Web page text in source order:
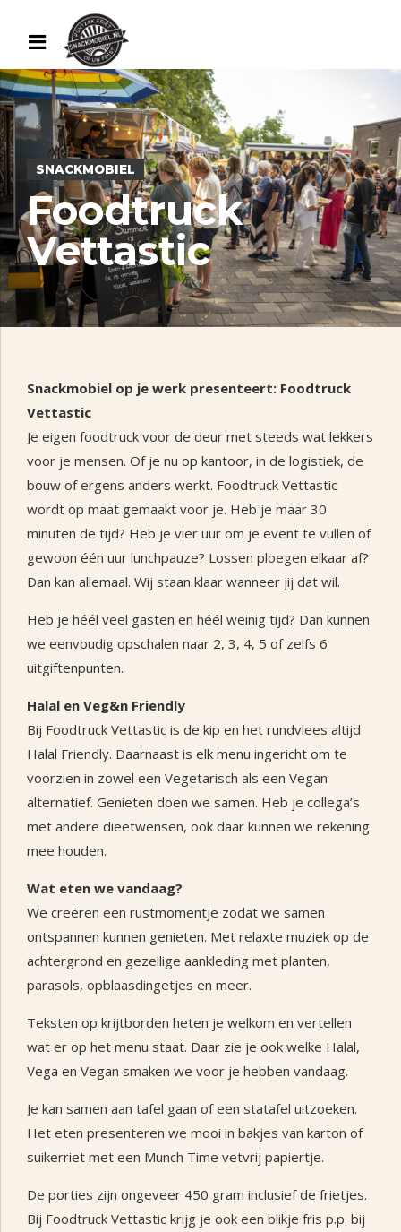
SNACKMOBIEL
Foodtruck
Vettastic
Snackmobiel op je werk presenteert: Foodtruck
Vettastic
Je eigen foodtruck voor de deur met steeds wat lekkers
voor je mensen. Of je nu op kantoor, in de logistiek, de
bouw of ergens anders werkt. Foodtruck Vettastic
wordt op maat gemaakt voor je. Heb je maar 30
minuten de tijd? Heb je vier uur om je event te vullen of
gewoon één uur lunchpauze? Lossen ploegen elkaar af?
Dan kan allemaal. Wij staan klaar wanneer jij dat wil.
Heb je héél veel gasten en héél weinig tijd? Dan kunnen
we eenvoudig opschalen naar 2, 3, 4, 5 of zelfs 6
uitgiftenpunten.
Halal en Veg&n Friendly
Bij Foodtruck Vettastic is de kip en het rundvlees altijd
Halal Friendly. Daarnaast is elk menu ingericht om te
voorzien in zowel een Vegetarisch als een Vegan
alternatief. Genieten doen we samen. Heb je collega’s
met andere dieetwensen, ook daar kunnen we rekening
mee houden.
Wat eten we vandaag?
We creëren een rustmomentje zodat we samen
ontspannen kunnen genieten. Met relaxte muziek op de
achtergrond en gezellige aankleding met planten,
parasols, opblaasdingetjes en meer.
Teksten op krijtborden heten je welkom en vertellen
wat er op het menu staat. Daar zie je ook welke Halal,
Vega en Vegan smaken we voor je hebben vandaag.
Je kan samen aan tafel gaan of een statafel uitzoeken.
Het eten presenteren we mooi in bakjes van karton of
suikerriet met een Munch Time vetvrij papiertje.
De porties zijn ongeveer 450 gram inclusief de frietjes.
Bij Foodtruck Vettastic krijg je ook een blikje fris p.p. bij